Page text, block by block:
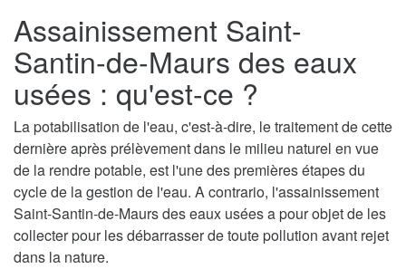
Assainissement Saint-
Santin-de-Maurs des eaux
usées : qu'est-ce ?
La potabilisation de l'eau, c'est-à-dire, le traitement de cette
dernière après prélèvement dans le milieu naturel en vue
de la rendre potable, est l'une des premières étapes du
cycle de la gestion de l'eau. A contrario, l'assainissement
Saint-Santin-de-Maurs des eaux usées a pour objet de les
collecter pour les débarrasser de toute pollution avant rejet
dans la nature.